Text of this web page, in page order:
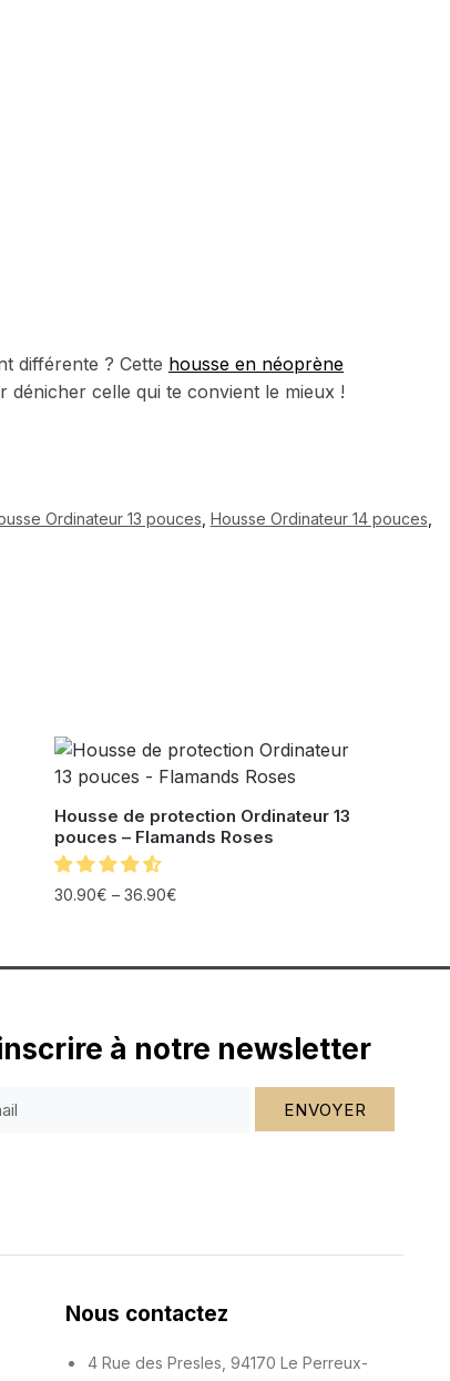
différente ? Cette housse en néoprène
dénicher celle qui te convient le mieux !
Ordinateur 13 pouces Housse Ordinateur 14 pouces
Housse de protection Ordinateur 13
pouces – Flamands Roses
30.90€ – 36.90€
à notre newsletter
ENVOYER
Nous contactez
4 Rue des Presles, 94170 Le Perreux-